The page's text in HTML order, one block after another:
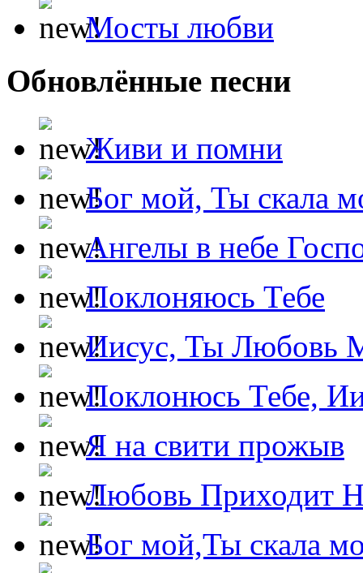
Мосты любви
Обновлённые песни
Живи и помни
Бог мой, Ты скала
Ангелы в небе
Поклоняюсь Тебе
Иисус, Ты Любовь
Поклонюсь Тебе,
Я на свити прожыв
Любовь Приходит
Бог мой,Ты скала